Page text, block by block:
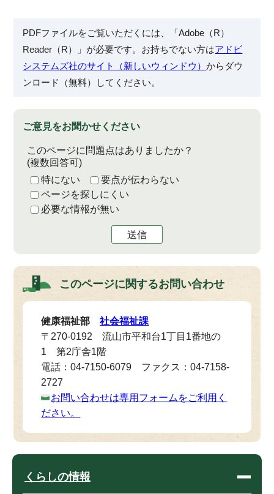
PDFファイルをご覧いただくには、「Adobe（R）
Reader（R）」が必要です。お持ちでない方はアドビ
システムズ社のサイト（新しいウィンドウ）からダウ
ンロード（無料）してください。
ご意見をお聞かせください
このページに問題点はありましたか？
(複数回答可)
特にない
要点が伝わらない
ページを探しにくい
必要な情報が無い
送信
このページに関するお問い合わせ
健康福祉部社会福祉課
〒270-0192 流山市平和台1丁目1番地の
1 第2庁舎1階
電話：04-7150-6079 ファクス：04-7158-
2727
お問い合わせは専用フォームをご利用く
ださい。
くらしの情報